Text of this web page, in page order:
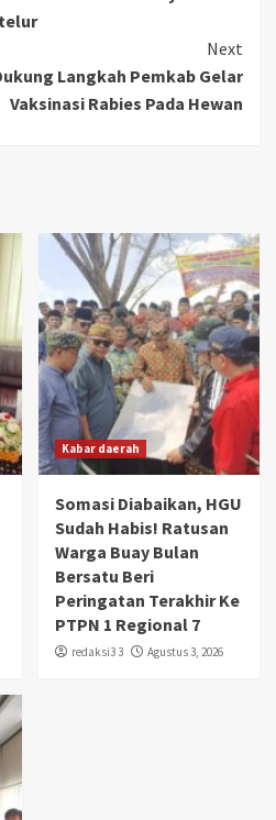
Next
Langkah Pemkab Gelar
Vaksinasi Rabies Pada Hewan
Kabar daerah
Somasi Diabaikan, HGU
Sudah Habis! Ratusan
Warga Buay Bulan
Bersatu Beri
Peringatan Terakhir Ke
PTPN 1 Regional 7
redaksi3 3 Agustus 3, 2026